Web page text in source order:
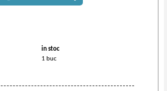
in stoc
1 buc